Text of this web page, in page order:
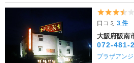
口コミ3 件
大阪府阪南
072-481-
プラザアン